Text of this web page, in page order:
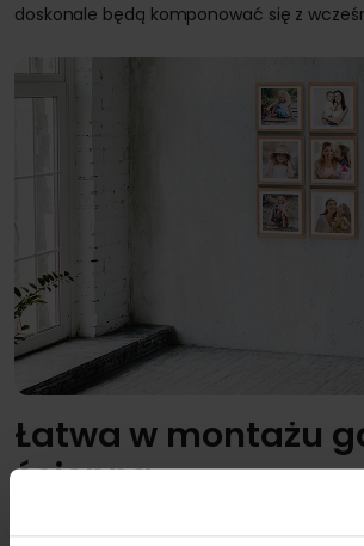
doskonale będą komponować się z
Łatwa w montażu
ścienna
Jak najłatwiej stworzyć galerię zdjęć